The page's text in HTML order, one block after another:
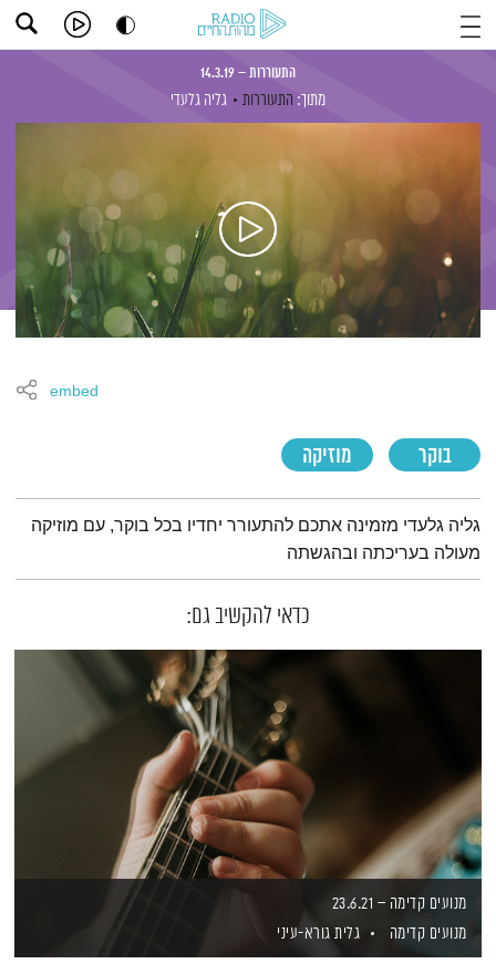
התעוררות – 14.3.19
מתוך: התעוררות גליה גלעדי
בוקר מוזיקה
embed
תמצית הפודקאסט
גליה גלעדי מזמינה אתכם להתעורר יחדיו בכל בוקר, עם מוזיקה
מעולה בעריכתה ובהגשתה
כדאי להקשיב גם:
מנועים קדימה – 23.6.21
מנועים קדימה
גלית גורא-עיני